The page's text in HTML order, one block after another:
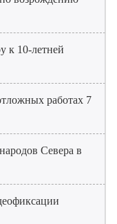
к 10-летней
работах 7
Севера в